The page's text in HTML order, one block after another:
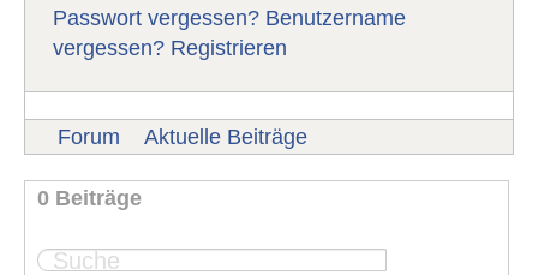
Passwort vergessen? Benutzername
vergessen? Registrieren
Forum Aktuelle Beiträge
0 Beiträge